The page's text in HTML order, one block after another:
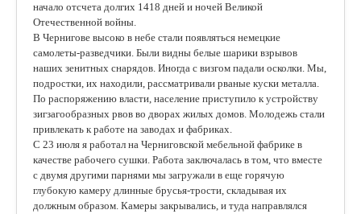
начало отсчета долгих 1418 дней и ночей Великой
Отечественной войны.
В Чернигове высоко в небе стали появляться немецкие
самолеты-разведчики. Были видны белые шарики взрывов
наших зенитных снарядов. Иногда с визгом падали осколки. Мы,
подростки, их находили, рассматривали рваные куски металла.
По распоряжению власти, население приступило к устройству
зигзагообразных рвов во дворах жилых домов. Молодежь стали
привлекать к работе на заводах и фабриках.
С 23 июля я работал на Черниговской мебельной фабрике в
качестве рабочего сушки. Работа заключалась в том, что вместе
с двумя другими парнями мы загружали в еще горячую
глубокую камеру длинные брусья-трости, складывая их
должным образом. Камеры закрывались, и туда направлялся